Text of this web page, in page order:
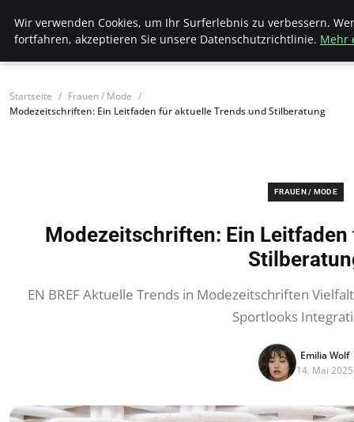
Bistro Grammophon
Startseite
Frauen / Mode
Modezeitschriften: Ein Leitfaden für aktuelle Trends und Stilberatung
FRAUEN / MODE
Modezeitschriften: Ein
EN BREF Aktuelle Trends in Modezeitschriften
Sportlooks
Emilia Wolf
14. Mai 2025
Wir verwenden Cookies, um Ihr Surferlebnis zu verbessern.
fortfahren, akzeptieren Sie unsere Datenschutzrichtlinie. Mehr